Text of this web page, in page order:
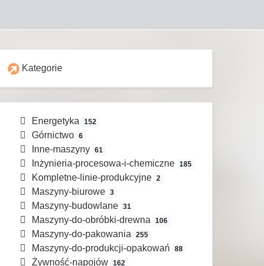
Kategorie
Energetyka 152
Górnictwo 6
Inne-maszyny 61
Inżynieria-procesowa-i-chemiczne 185
Kompletne-linie-produkcyjne 2
Maszyny-biurowe 3
Maszyny-budowlane 31
Maszyny-do-obróbki-drewna 106
Maszyny-do-pakowania 255
Maszyny-do-produkcji-opakowań 88
Żywność-napojów 162